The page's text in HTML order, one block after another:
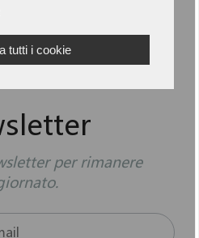
tutti i cookie
per rimanere